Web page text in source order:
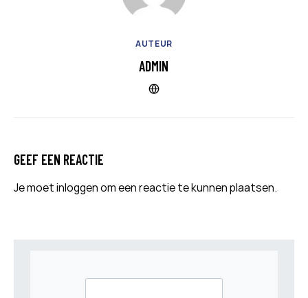
AUTEUR
ADMIN
GEEF EEN REACTIE
Je moetinloggenom een reactie te kunnen plaatsen.